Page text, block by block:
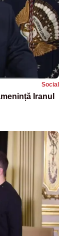
Social
Iranul